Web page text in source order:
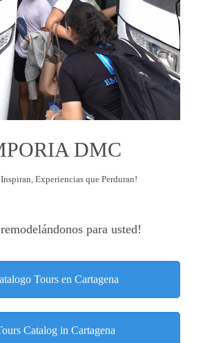
DMC
Experiencias que Perduran!
para usted!
Tours en Cartagena
Catalog in Cartagena